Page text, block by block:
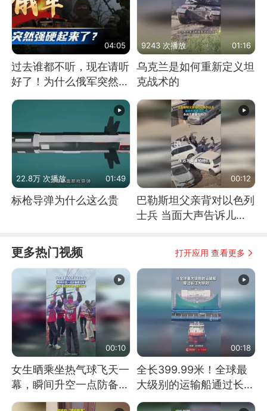
04:05
过去谁都不听，现在请听
好了！为什么俄军突然强
9243 次播放 01:16
乌克兰是如何重新定义坦
克战术的
22.8万 次播放 01:49
标枪导弹为什么这么贵
00:12
巴勒斯坦父亲背对以色列
士兵 当面大声告诉儿
更多热门视频 打开应用 查看更多
00:10
女生晒乘坐热气球飞天一
幕，瞬间升空一点防备都
没有
00:18
全长399.99米！全球最
大级别的运输船通过长江
大桥这一幕，太震撼了！